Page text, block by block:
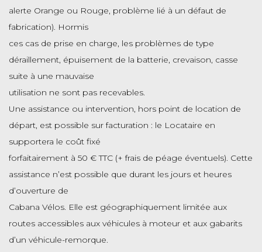
alerte Orange ou Rouge, problème lié à un défaut de
fabrication). Hormis
ces cas de prise en charge, les problèmes de type
déraillement, épuisement de la batterie, crevaison, casse
suite à une mauvaise
utilisation ne sont pas recevables.
Une assistance ou intervention, hors point de location de
départ, est possible sur facturation : le Locataire en
supportera le coût fixé
forfaitairement à 50 € TTC (+ frais de péage éventuels). Cette
assistance n’est possible que durant les jours et heures
d’ouverture de
Cabana Vélos. Elle est géographiquement limitée aux
routes accessibles aux véhicules à moteur et aux gabarits
d’un véhicule-remorque.